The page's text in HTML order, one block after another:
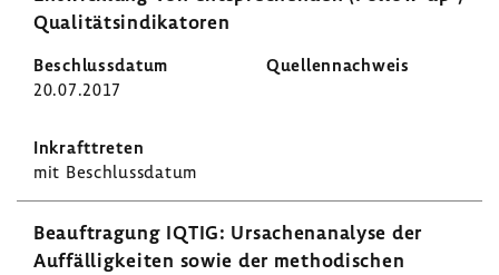
Quali­täts­in­di­ka­toren
20.07.2017
mit Beschluss­datum
Beauf­tra­gung IQTIG: Ursa­chen­ana­lyse der
Auffäl­lig­keiten sowie der metho­di­schen